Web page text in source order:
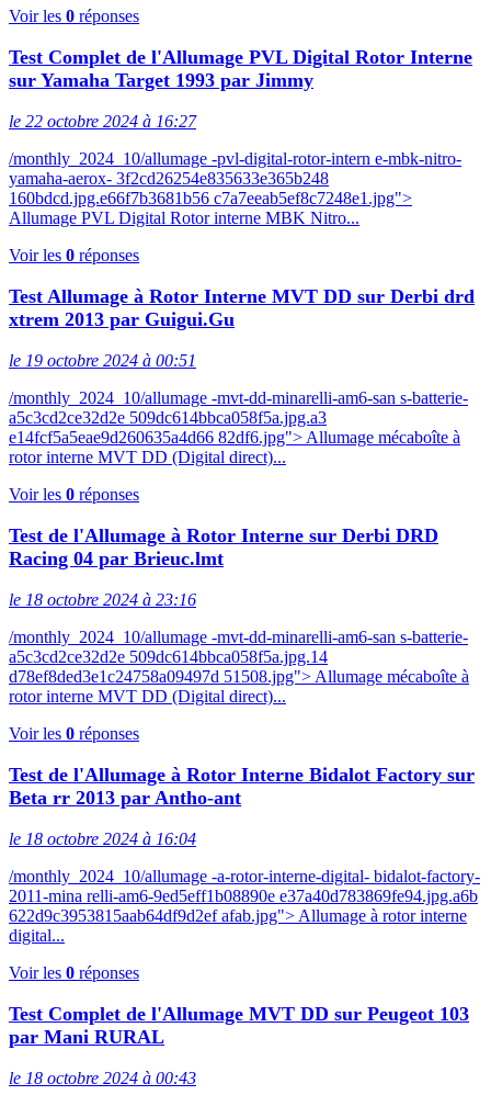
Voir les 0 réponses
Test Complet de l'Allumage PVL Digital Rotor Interne
sur Yamaha Target 1993 par Jimmy
le 22 octobre 2024 à 16:27
/monthly_2024_10/allumage -pvl-digital-rotor-intern e-mbk-nitro-
yamaha-aerox- 3f2cd26254e835633e365b248
160bdcd.jpg.e66f7b3681b56 c7a7eeab5ef8c7248e1.jpg">
Allumage PVL Digital Rotor interne MBK Nitro...
Voir les 0 réponses
Test Allumage à Rotor Interne MVT DD sur Derbi drd
xtrem 2013 par Guigui.Gu
le 19 octobre 2024 à 00:51
/monthly_2024_10/allumage -mvt-dd-minarelli-am6-san s-batterie-
a5c3cd2ce32d2e 509dc614bbca058f5a.jpg.a3
e14fcf5a5eae9d260635a4d66 82df6.jpg"> Allumage mécaboîte à
rotor interne MVT DD (Digital direct)...
Voir les 0 réponses
Test de l'Allumage à Rotor Interne sur Derbi DRD
Racing 04 par Brieuc.lmt
le 18 octobre 2024 à 23:16
/monthly_2024_10/allumage -mvt-dd-minarelli-am6-san s-batterie-
a5c3cd2ce32d2e 509dc614bbca058f5a.jpg.14
d78ef8ded3e1c24758a09497d 51508.jpg"> Allumage mécaboîte à
rotor interne MVT DD (Digital direct)...
Voir les 0 réponses
Test de l'Allumage à Rotor Interne Bidalot Factory sur
Beta rr 2013 par Antho-ant
le 18 octobre 2024 à 16:04
/monthly_2024_10/allumage -a-rotor-interne-digital- bidalot-factory-
2011-mina relli-am6-9ed5eff1b08890e e37a40d783869fe94.jpg.a6b
622d9c3953815aab64df9d2ef afab.jpg"> Allumage à rotor interne
digital...
Voir les 0 réponses
Test Complet de l'Allumage MVT DD sur Peugeot 103
par Mani RURAL
le 18 octobre 2024 à 00:43